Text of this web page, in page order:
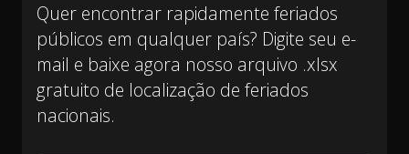
Quer encontrar rapidamente feriados
públicos em qualquer país? Digite seu e-
mail e baixe agora nosso arquivo .xlsx
gratuito de localização de feriados
nacionais.